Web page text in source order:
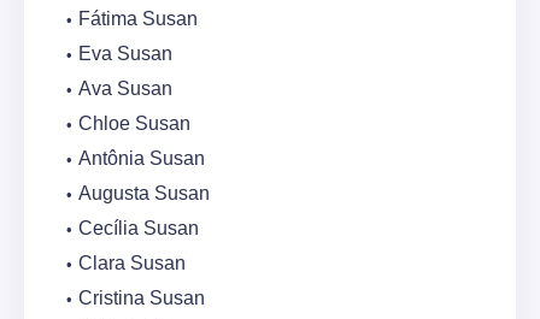
Fátima Susan
Eva Susan
Ava Susan
Chloe Susan
Antônia Susan
Augusta Susan
Cecília Susan
Clara Susan
Cristina Susan